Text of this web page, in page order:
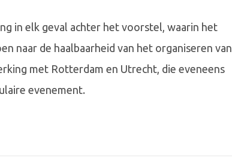
in elk geval achter het voorstel, waarin het
naar de haalbaarheid van het organiseren van
met Rotterdam en Utrecht, die eveneens
evenement.